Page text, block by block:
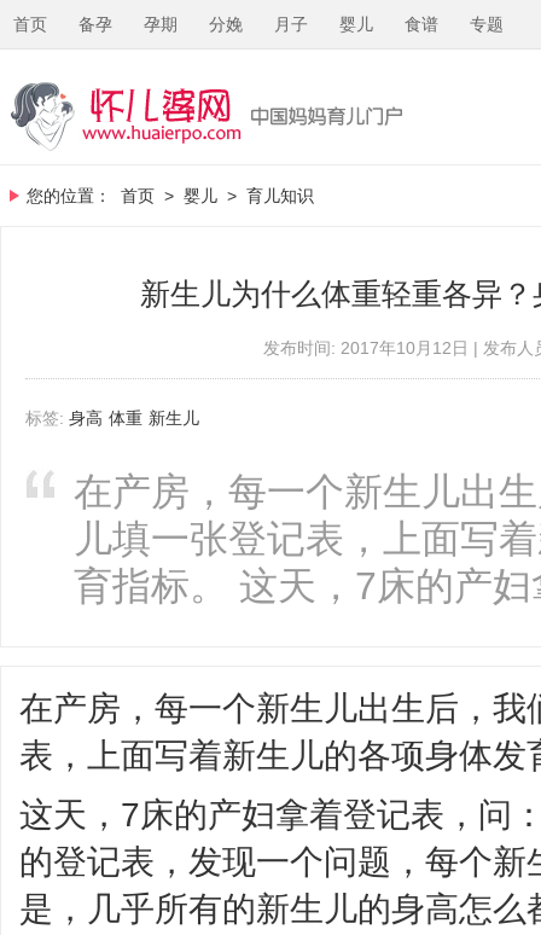
首页 备孕 孕期 分娩 月子 婴儿 食谱 专题
您的位置： 首页 > 婴儿 > 育儿知识
新生儿为什么体重轻重各异
发布时间: 2017年10月12日 | 发布
标签: 身高 体重 新生儿
在产房，每一个新生儿出
儿填一张登记表，上面写
育指标。 这天，7床的产
在产房，每一个新生儿出生后，
表，上面写着新生儿的各项身体发
这天，7床的产妇拿着登记表，问
的登记表，发现一个问题，每个
是，几乎所有的新生儿的身高怎